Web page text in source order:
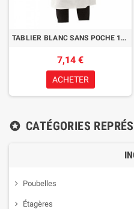
TABLIER BLANC SANS POCHE 100CM
7,14 €
ACHETER
stars CATÉGORIES
Poubelles
Étagères